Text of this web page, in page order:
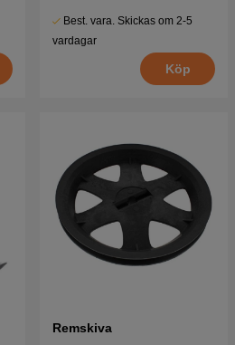
Best. vara. Skickas om 2-5
vardagar
Köp
Remskiva